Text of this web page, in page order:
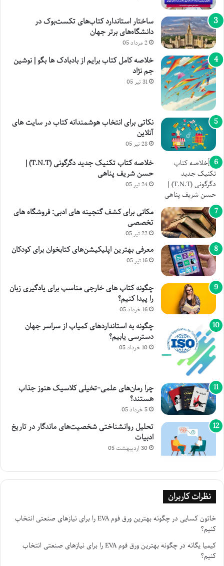
ساختار استاندارد کتاب‌های تکست‌بوک در
دانشگاه‌های برتر جهان
2 مرداد 05
خلاصه کامل کتاب برایم از بادبادک ها بگو | نوشین
جم نژاد
31 تیر 05
نکاتی برای انتخاب هوشمندانه کتاب در سایت های
آنلاین
28 تیر 05
خلاصه کتاب تکنیک جدید دگرگونی (T.N.T) |
حسن شریف پناهی
24 تیر 05
مکانی برای کشف گنجینه های ادبی: فروشگاه های
تخصصی
22 تیر 05
معرفی بهترین اپلیکیشن‌های کتابخوان برای کودکان
16 تیر 05
چگونه کتاب های خارجی مناسب برای یادگیری زبان
را پیدا کنیم؟
16 خرداد 05
چگونه به استانداردهای کمیاب از سراسر جهان
دسترسی یابیم؟
10 خرداد 05
چرا رمان‌های علمی-تخیلی کلاسیک هنوز جذاب
هستند؟
5 خرداد 05
تحلیل روانشناختی شخصیت‌های ماندگار در تاریخ
ادبیات
30 اردیبهشت 05
نظرات کاربران
خاتون کسایی در
چگونه بهترین ورق فوم EVA را برای نیازهای صنعتی انتخاب
کنیم؟
کیمیا یگانه در
چگونه بهترین ورق فوم EVA را برای نیازهای صنعتی انتخاب
کنیم؟